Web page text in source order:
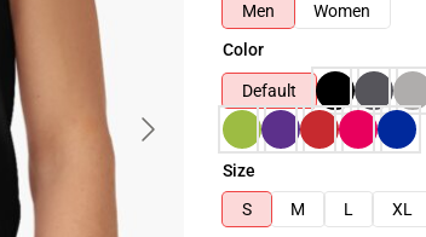
Men
Women
Color
Default
Size
S
M L XL